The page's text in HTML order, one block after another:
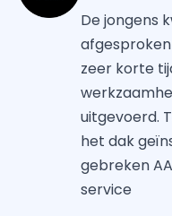
De jongens
zeer korte
uitgevoerd.
het dak
gebreken
service